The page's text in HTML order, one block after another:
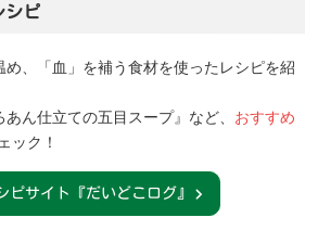
シピ
め、「血」を補う食材を使ったレシピを紹
あん仕立ての五目スープ』など、 おすすめ
ック！
ピサイト『だいどこログ』